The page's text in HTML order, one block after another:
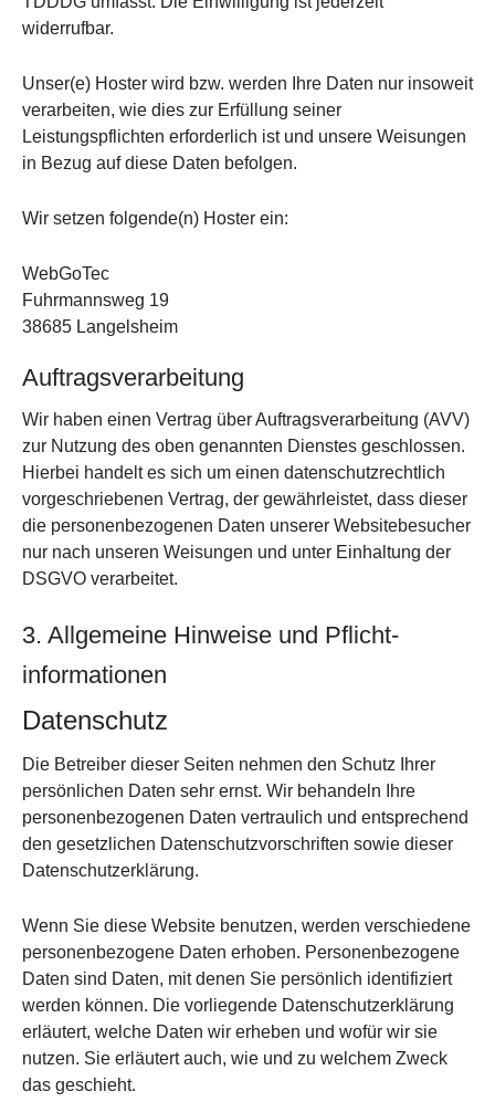
widerrufbar.
Unser(e) Hoster wird bzw. werden Ihre Daten nur insoweit
verarbeiten, wie dies zur Erfüllung seiner
Leistungspflichten erforderlich ist und unsere Weisungen
in Bezug auf diese Daten befolgen.
Wir setzen folgende(n) Hoster ein:
WebGoTec
Fuhrmannsweg 19
38685 Langelsheim
Auftragsverarbeitung
Wir haben einen Vertrag über Auftragsverarbeitung (AVV)
zur Nutzung des oben genannten Dienstes geschlossen.
Hierbei handelt es sich um einen datenschutzrechtlich
vorgeschriebenen Vertrag, der gewährleistet, dass dieser
die personenbezogenen Daten unserer Websitebesucher
nur nach unseren Weisungen und unter Einhaltung der
DSGVO verarbeitet.
3. Allgemeine Hinweise und Pflicht­
informationen
Datenschutz
Die Betreiber dieser Seiten nehmen den Schutz Ihrer
persönlichen Daten sehr ernst. Wir behandeln Ihre
personenbezogenen Daten vertraulich und entsprechend
den gesetzlichen Datenschutzvorschriften sowie dieser
Datenschutzerklärung.
Wenn Sie diese Website benutzen, werden verschiedene
personenbezogene Daten erhoben. Personenbezogene
Daten sind Daten, mit denen Sie persönlich identifiziert
werden können. Die vorliegende Datenschutzerklärung
erläutert, welche Daten wir erheben und wofür wir sie
nutzen. Sie erläutert auch, wie und zu welchem Zweck
das geschieht.